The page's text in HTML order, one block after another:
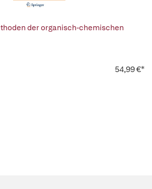
der organisch-chemischen
54,99 €*